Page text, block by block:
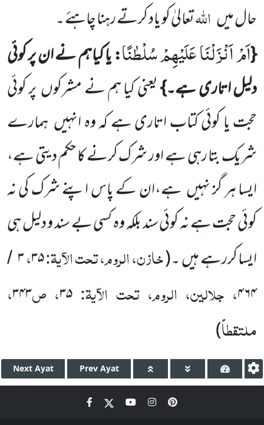
حال میں اللہتعالیٰ کو یاد کرتے رہنا چاہئے ۔
{اَمْ اَنْزَلْنَا عَلَیْهِمْ سُلْطٰنًا: یا کیاہم نے ان پر کوئی
دلیل اتاری ہے۔}یعنی کیا ہم نے مشرکوں پر کوئی
حجت یا کوئی کتاب اتاری ہے کہ وہ انہیں ہمارے
شریک بتا رہی ہے اور شرک کرنے کا حکم دیتی ہے،
ایسا ہر گز نہیں ہے،ان کے پاس اپنے شرک کی نہ
کوئی حجت ہے نہ کوئی سند بلکہ وہ کسی بے سند و دلیل ہی
ایسا کررہے ہیں ۔(خازن، الروم، تحت الآیۃ:۳۵،۳ /
۴۶۴، جلالین، الروم، تحت الآیۃ: ۳۵، ص۳۴۳،
ملتقطاً)
Next Ayat Prev Ayat